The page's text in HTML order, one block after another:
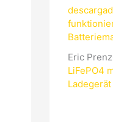
Eric
LiFePO4